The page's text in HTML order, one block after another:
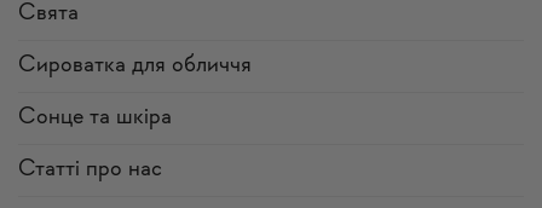
Свята
Сироватка для обличчя
Сонце та шкіра
Статті про нас